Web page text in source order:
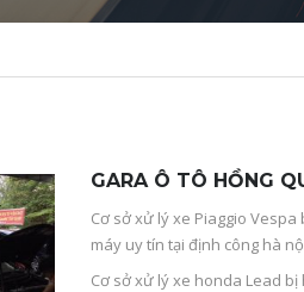
GARA Ô TÔ HỒNG
Cơ sở xử lý xe Piaggio Vespa
máy uy tín tại định công hà
Cơ sở xử lý xe honda Lead bị